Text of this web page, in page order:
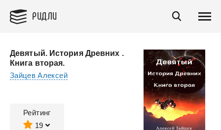
РИДЛИ
Девятый. История Древних .
Книга вторая.
Зайцев Алексей
Рейтинг
19